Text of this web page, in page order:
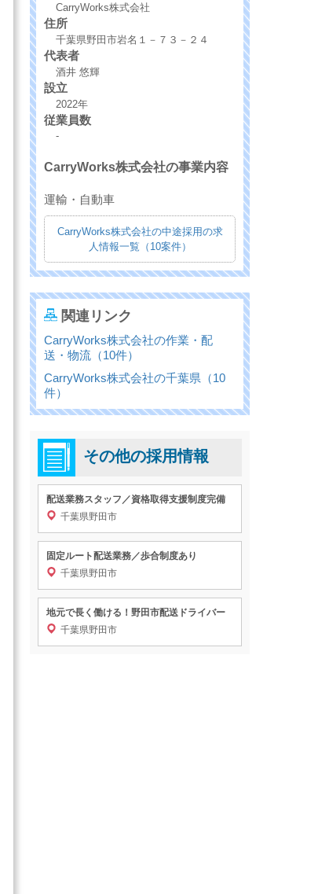
CarryWorks株式会社
住所
千葉県野田市岩名１－７３－２４
代表者
酒井 悠輝
設立
2022年
従業員数
-
CarryWorks株式会社の事業内容
運輸・自動車
CarryWorks株式会社の中途採用の求
人情報一覧（10案件）
関連リンク
CarryWorks株式会社の作業・配
送・物流（10件）
CarryWorks株式会社の千葉県（10
件）
その他の採用情報
配送業務スタッフ／資格取得支援制度完備
千葉県野田市
固定ルート配送業務／歩合制度あり
千葉県野田市
地元で長く働ける！野田市配送ドライバー
千葉県野田市